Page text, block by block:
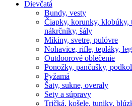
Dievčatá
Bundy, vesty
Čiapky, korunky, klobúky,
nákrčníky, šály
Mikiny, svetre, pulóvre
Nohavice, rifle, tepláky,
Outdoorové oblečenie
Ponožky, pančušky,
Pyžamá
Šaty, sukne, overaly
Sety a súpravy
Tričká, košele, tuniky,